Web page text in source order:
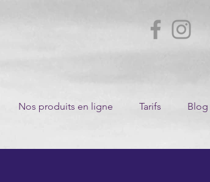
Nos produits en ligne Tarifs Blog